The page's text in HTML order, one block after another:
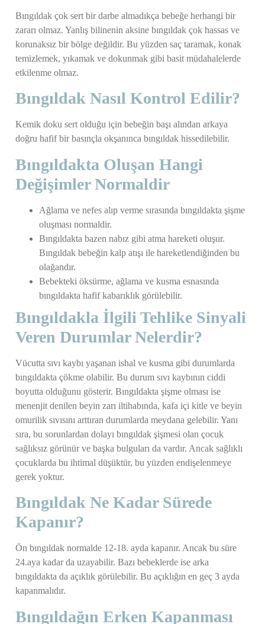
Bıngıldak çok sert bir darbe almadıkça bebeğe herhangi bir
zararı olmaz. Yanlış bilinenin aksine bıngıldak çok hassas ve
korunaksız bir bölge değildir. Bu yüzden saç taramak, konak
temizlemek, yıkamak ve dokunmak gibi basit müdahalelerde
etkilenme olmaz.
Bıngıldak Nasıl Kontrol Edilir?
Kemik doku sert olduğu için bebeğin başı alından arkaya
doğru hafif bir basınçla okşanınca bıngıldak hissedilebilir.
Bıngıldakta Oluşan Hangi
Değişimler Normaldir
Ağlama ve nefes alıp verme sırasında bıngıldakta şişme
oluşması normaldir.
Bıngıldakta bazen nabız gibi atma hareketi oluşur.
Bıngıldak bebeğin kalp atışı ile hareketlendiğinden bu
olağandır.
Bebekteki öksürme, ağlama ve kusma esnasında
bıngıldakta hafif kabarıklık görülebilir.
Bıngıldakla İlgili Tehlike Sinyali
Veren Durumlar Nelerdir?
Vücutta sıvı kaybı yaşanan ishal ve kusma gibi durumlarda
bıngıldakta çökme olabilir. Bu durum sıvı kaybının ciddi
boyutta olduğunu gösterir. Bıngıldakta şişme olması ise
menenjit denilen beyin zarı iltihabında, kafa içi kitle ve beyin
omurilik sıvısını arttıran durumlarda meydana gelebilir. Yanı
sıra, bu sorunlardan dolayı bıngıldak şişmesi olan çocuk
sağlıksız görünür ve başka bulguları da vardır. Ancak sağlıklı
çocuklarda bu ihtimal düşüktür, bu yüzden endişelenmeye
gerek yoktur.
Bıngıldak Ne Kadar Sürede
Kapanır?
Ön bıngıldak normalde 12-18. ayda kapanır. Ancak bu süre
24.aya kadar da uzayabilir. Bazı bebeklerde ise arka
bıngıldakta da açıklık görülebilir. Bu açıklığın en geç 3 ayda
kapanmalıdır.
Bıngıldağın Erken Kapanması